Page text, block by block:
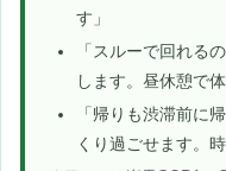
す」
「スルーで回れる
します。昼休憩で
「帰りも渋滞前に
くり過ごせます。